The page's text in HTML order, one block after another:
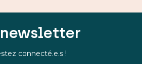
connecté.e.s !